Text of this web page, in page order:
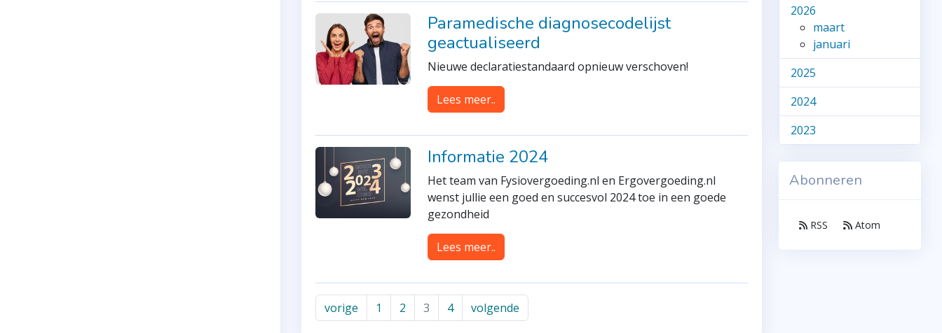
Paramedische diagnosecodelijst
geactualiseerd
Nieuwe declaratiestandaard opnieuw verschoven!
Lees meer..
Informatie 2024
Het team van Fysiovergoeding.nl en Ergovergoeding.nl
wenst jullie een goed en succesvol 2024 toe in een goede
gezondheid
Lees meer..
vorige 1 2 3 4 volgende
2026
maart
januari
2025
2024
2023
Abonneren
RSS Atom